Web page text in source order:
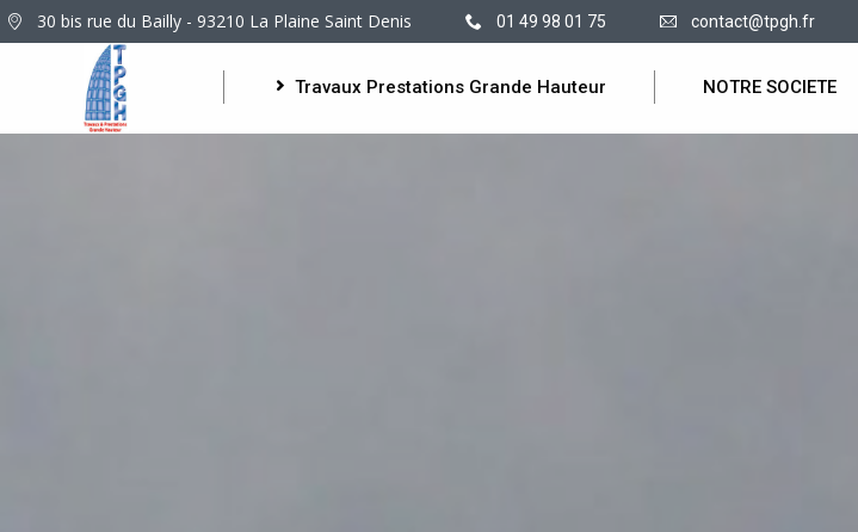
30 bis rue du Bailly - 93210 La Plaine Saint Denis 01 49 98 01 75 contact@tpgh.fr
Travaux Prestations Grande Hauteur NOTRE SOCIETE